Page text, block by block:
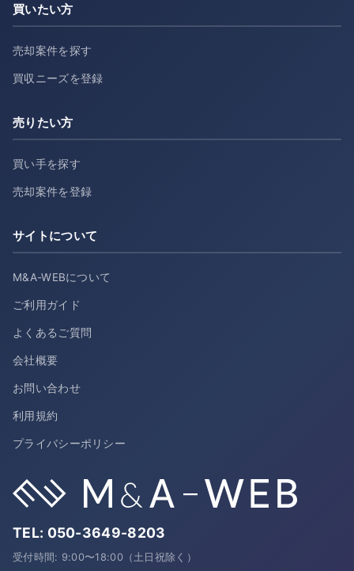
買いたい方
売却案件を探す
買収ニーズを登録
売りたい方
買い手を探す
売却案件を登録
サイトについて
M&A-WEBについて
ご利用ガイド
よくあるご質問
会社概要
お問い合わせ
利用規約
プライバシーポリシー
TEL: 050-3649-8203
受付時間: 9:00〜18:00（土日祝除く）